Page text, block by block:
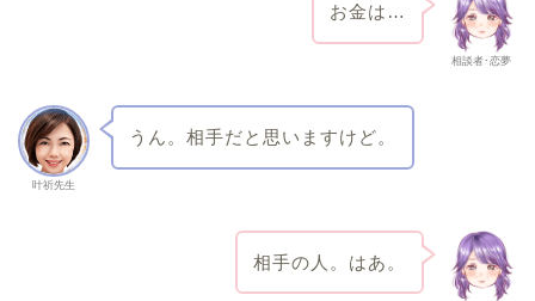
相談者･恋夢
お金は…
叶祈先生
うん。相手だと思いますけど。
相手の人。はあ。